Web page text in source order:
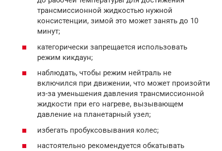
трансмиссионной жидкостью нужной
консистенции, зимой это может занять до 10
минут;
категорически запрещается использовать
режим кикдаун;
наблюдать, чтобы режим нейтраль не
включился при движении, что может произойти
из-за уменьшения давления трансмиссионной
жидкости при его нагреве, вызывающем
давление на планетарный узел;
избегать пробуксовывания колес;
настоятельно рекомендуется обкатывать